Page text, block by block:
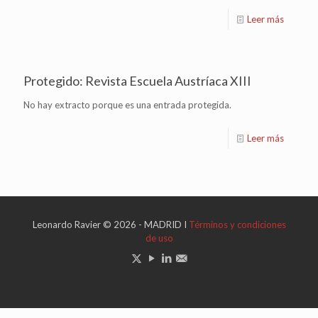
Leer más
Protegido: Revista Escuela Austríaca XIII
No hay extracto porque es una entrada protegida.
Leer más
Leonardo Ravier © 2026 - MADRID I Términos y condiciones
de uso